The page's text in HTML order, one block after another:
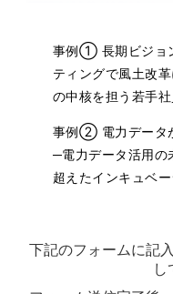
事例① 長期ビジョ
ティングで風土改
の中核を担う若手
事例② 電力データ
─電力データ活用の
超えたインキュベ